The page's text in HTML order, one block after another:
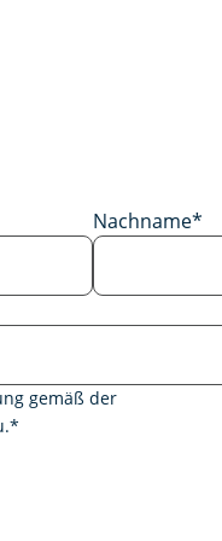
Nachname*
gemäß der
*